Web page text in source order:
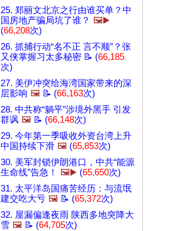
25. 郑丽文北京之行由谁买单？中
国房地产骗局坑了谁？ 🖼️▶️
(66,208次)
26. 抓捕行动“名不正 言不顺”？张
又侠掌握习太多秘密 📝 (66,185
次)
27. 美伊冲突给海湾国家带来的深
层影响 🖼️ 📝 (66,163次)
28. 中共称“躺平”涉境外黑手 引发
群讽 🖼️ 📝 (66,148次)
29. 今年第一季吸收外资台湾上升
中国持续下滑 🖼️ (65,853次)
30. 美军封锁伊朗港口，中共“能源
生命线”告急！
🖼️▶️ (65,650次)
31. 太平洋岛国痛苦经历：与流氓
建交吃大亏 🖼️ 📝 (65,372次)
32. 屋漏偏逢夜雨 陕西多地突降大
雪 🖼️ 📝 (64,705次)